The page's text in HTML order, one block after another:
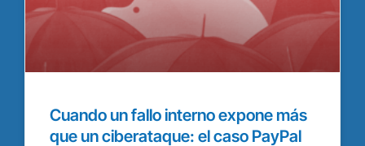
Cuando un fallo interno expone más
que un ciberataque: el caso PayPal